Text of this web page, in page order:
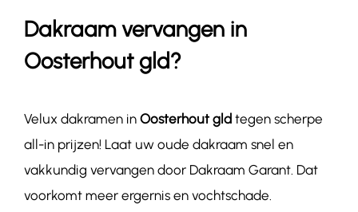
Dakraam vervangen in
Oosterhout gld?
Velux dakramen in Oosterhout gld tegen scherpe
all-in prijzen! Laat uw oude dakraam snel en
vakkundig vervangen door Dakraam Garant. Dat
voorkomt meer ergernis en vochtschade.